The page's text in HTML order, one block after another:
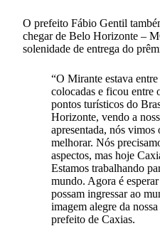
O prefeito Fábio Gentil
chegar de Belo Horizonte –
solenidade de entrega do
“O Mirante estava
colocadas e ficou entre
pontos turísticos do
Horizonte, vendo a
apresentada, nós vimos
melhorar. Nós
aspectos, mas hoje
Estamos trabalhando
mundo. Agora é
possam ingressar ao
imagem alegre da
prefeito de Caxias.